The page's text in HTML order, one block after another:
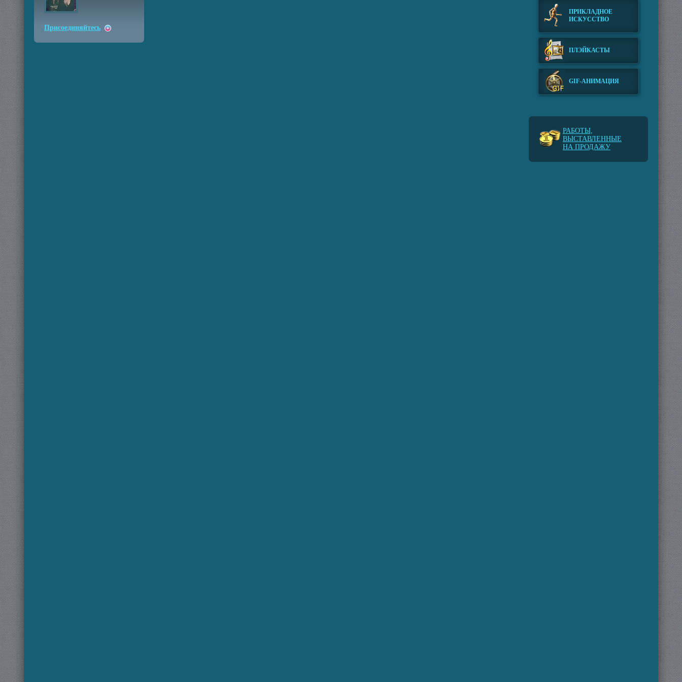
Присоединяйтесь
ПРИКЛАДНОЕ
ИСКУССТВО
ПЛЭЙКАСТЫ
GIF-АНИМАЦИЯ
РАБОТЫ,
ВЫСТАВЛЕННЫЕ
НА ПРОДАЖУ